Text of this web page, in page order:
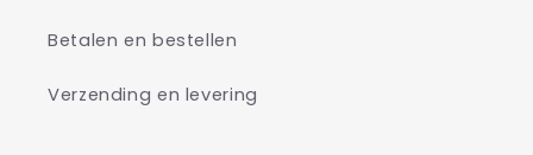
Betalen en bestellen
Verzending en levering